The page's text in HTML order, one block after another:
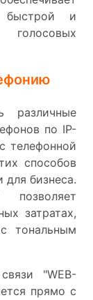
быстрой и
различные
по IP-
телефонной
способов
для бизнеса.
позволяет
затратах,
тональным
"WEB-
прямо с